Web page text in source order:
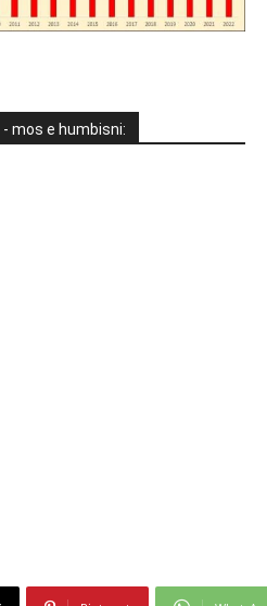
mos e humbisni: